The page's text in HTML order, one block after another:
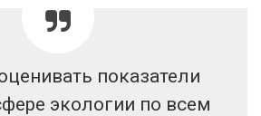
показатели
экологии по всем